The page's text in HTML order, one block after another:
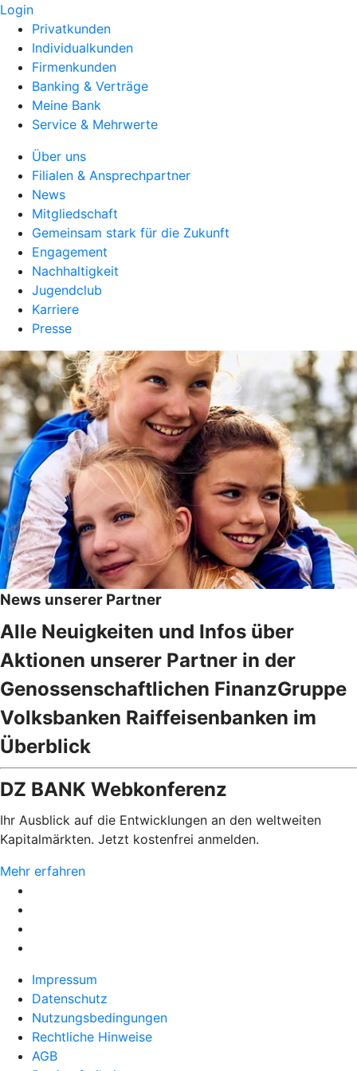
Login
Privatkunden
Individualkunden
Firmenkunden
Banking & Verträge
Meine Bank
Service & Mehrwerte
Über uns
Filialen & Ansprechpartner
News
Mitgliedschaft
Gemeinsam stark für die Zukunft
Engagement
Nachhaltigkeit
Jugendclub
Karriere
Presse
News unserer Partner
Alle Neuigkeiten und Infos über
Aktionen unserer Partner in der
Genossenschaftlichen FinanzGruppe
Volksbanken Raiffeisenbanken im
Überblick
DZ BANK Webkonferenz
Ihr Ausblick auf die Entwicklungen an den weltweiten
Kapitalmärkten. Jetzt kostenfrei anmelden.
Mehr erfahren
Impressum
Datenschutz
Nutzungsbedingungen
Rechtliche Hinweise
AGB